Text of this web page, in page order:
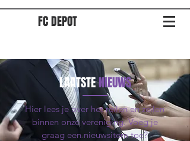
FC DEPOT
LAATSTENIEUWS
Hier lees je over het reilen en zeilen
binnen onze vereniging. Voeg je
graag een nieuwsitem toe?